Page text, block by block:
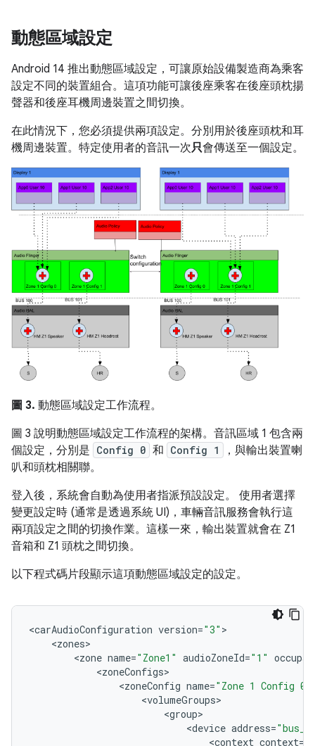
動態區域設定
Android 14 推出動態區域設定，可讓原始設備製造商為乘客
設定不同的裝置組合。這項功能可讓後座乘客在後座頭枕揚
聲器和後座耳機周邊裝置之間切換。
在此情況下，您必須提供兩項設定。分別用於後座頭枕和耳
機周邊裝置。特定使用者的音訊一次只會傳送至一個設定。
圖 3. 動態區域設定工作流程。
圖 3 說明動態區域設定工作流程的架構。音訊區域 1 包含兩
個設定，分別是 Config 0 和 Config 1
，與輸出裝置喇
叭和頭枕相關聯。
登入後，系統會自動為使用者指派預設設定。 使用者選擇
變更設定時 (通常是透過系統 UI)，車輛音訊服務會執行這
兩項設定之間的切換作業。這樣一來，輸出裝置就會在 Z1
音箱和 Z1 頭枕之間切換。
以下程式碼片段顯示這項動態區域設定的設定。
<carAudioConfiguration version="3"
<zones
<zone name="Zone1" audioZoneId="1"
<zoneConfigs
<zoneConfig name="Zone 1 Config 0"
<volumeGroups
<group
<device address=
<context context=